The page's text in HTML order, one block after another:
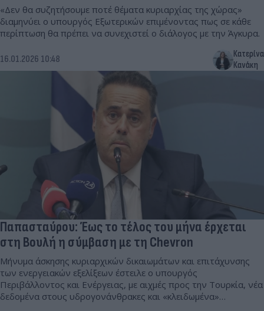
«Δεν θα συζητήσουμε ποτέ θέματα κυριαρχίας της χώρας»
διαμηνύει ο υπουργός Εξωτερικών επιμένοντας πως σε κάθε
περίπτωση θα πρέπει να συνεχιστεί ο διάλογος με την Άγκυρα.
16.01.2026 10:48
Κατερίνα
Κανάκη
Παπασταύρου: Έως το τέλος του μήνα έρχεται
στη Βουλή η σύμβαση με τη Chevron
Μήνυμα άσκησης κυριαρχικών δικαιωμάτων και επιτάχυνσης
των ενεργειακών εξελίξεων έστειλε ο υπουργός
Περιβάλλοντος και Ενέργειας, με αιχμές προς την Τουρκία, νέα
δεδομένα στους υδρογονάνθρακες και «κλειδωμένα»